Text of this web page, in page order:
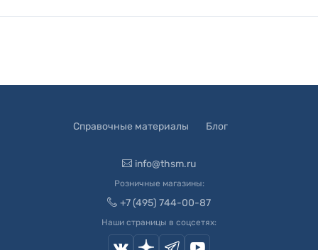
Справочные материалы Блог
info@thsm.ru
Розничные магазины:
+7 (495) 744-00-87
Наши страницы в соцсетях: